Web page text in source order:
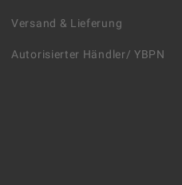
Versand & Lieferung
Autorisierter Händler/ YBPN